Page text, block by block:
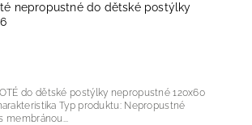
nepropustné do dětské postýlky
do dětské postýlky nepropustné 120x60
Nepropustné
membránou...